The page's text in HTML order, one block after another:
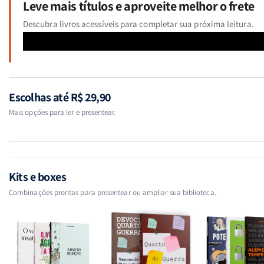
Leve mais títulos e aproveite melhor o frete
Descubra livros acessíveis para completar sua próxima leitura.
Escolhas até R$ 29,90
Mais opções para ler e presentear.
Kits e boxes
Combinações prontas para presentear ou ampliar sua biblioteca.